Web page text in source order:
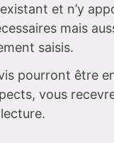
et n’y
mais
saisis.
pourront être
vous